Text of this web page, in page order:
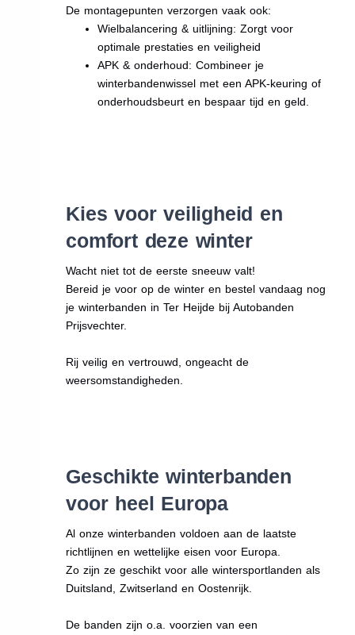
De montagepunten verzorgen vaak ook:
Wielbalancering & uitlijning: Zorgt voor
optimale prestaties en veiligheid
APK & onderhoud: Combineer je
winterbandenwissel met een APK-keuring of
onderhoudsbeurt en bespaar tijd en geld.
Kies voor veiligheid en
comfort deze winter
Wacht niet tot de eerste sneeuw valt!
Bereid je voor op de winter en bestel vandaag nog
je winterbanden in Ter Heijde bij Autobanden
Prijsvechter.
Rij veilig en vertrouwd, ongeacht de
weersomstandigheden.
Geschikte winterbanden
voor heel Europa
Al onze winterbanden voldoen aan de laatste
richtlijnen en wettelijke eisen voor Europa.
Zo zijn ze geschikt voor alle wintersportlanden als
Duitsland, Zwitserland en Oostenrijk.
De banden zijn o.a. voorzien van een